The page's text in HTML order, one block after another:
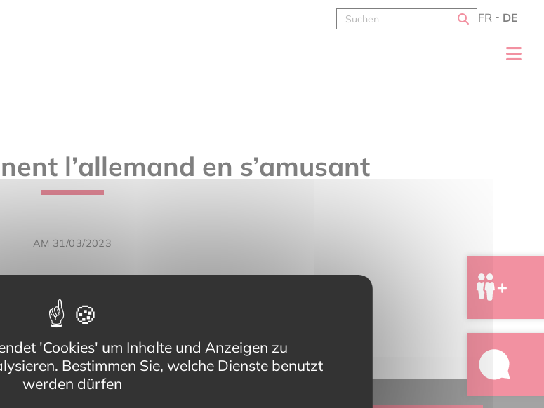
FR DE
l’allemand en s’amusant
AM 31/03/2023
'Cookies' um Inhalte und Anzeigen zu
Bestimmen Sie, welche Dienste benutzt
werden dürfen